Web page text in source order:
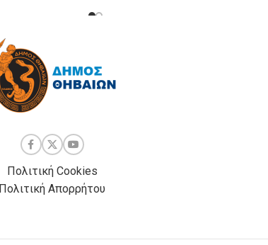
Πολιτική Cookies
Πολιτική Απορρήτου